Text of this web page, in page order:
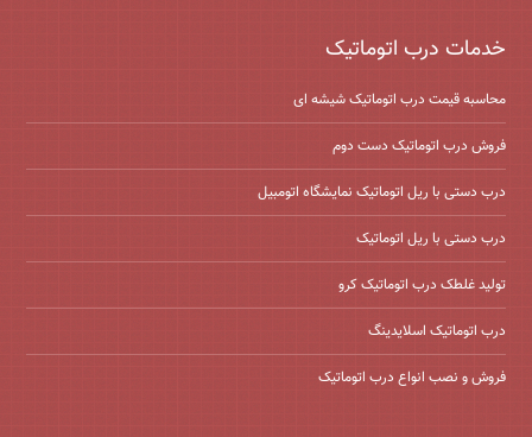
خدمات درب اتوماتیک
محاسبه قیمت درب اتوماتیک شیشه ‌ای
فروش درب اتوماتیک دست دوم
درب دستی با ریل اتوماتیک نمایشگاه اتومبیل
درب دستی با ریل اتوماتیک
تولید غلطک درب اتوماتیک کرو
درب اتوماتیک اسلایدینگ
فروش و نصب انواع درب اتوماتیک